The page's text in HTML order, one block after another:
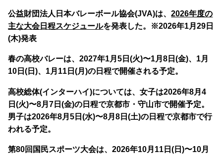
公益財団法人日本バレーボール協会(JVA)は、2026年度の
主な大会日程スケジュールを発表した。※2026年1月29日
(木)発表
春の高校バレーは、2027年1月5日(火)〜1月8日(金)、1月
10日(日)、1月11日(月)の日程で開催される予定。
高校総体(インターハイ)については、女子は2026年8月4
日(火)〜8月7日(金)の日程で京都市・守山市で開催予定。
男子は2026年8月5日(水)〜8月8日(土)の日程で京都市で行
われる予定。
第80回国民スポーツ大会は、2026年10月11日(日)〜10月